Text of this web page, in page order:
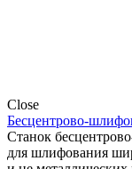
Close
Бесцентрово-
Станок
для шлифования